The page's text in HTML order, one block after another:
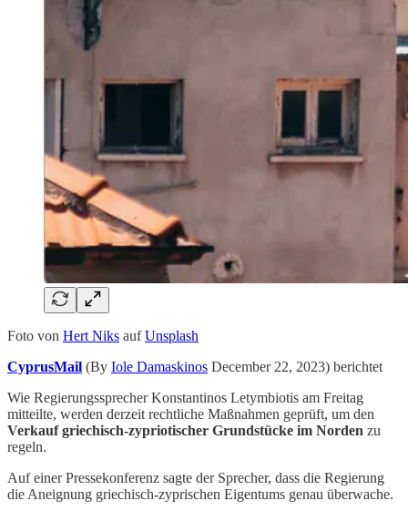
Foto von Hert Niks aufUnsplash
CyprusMail (By Iole Damaskinos December 22, 2023) berichtet
Wie Regierungssprecher Konstantinos Letymbiotis am Freitag
mitteilte, werden derzeit rechtliche Maßnahmen geprüft, um den
Verkauf griechisch-zypriotischer Grundstücke im Norden zu
regeln.
Auf einer Pressekonferenz sagte der Sprecher, dass die Regierung
die Aneignung griechisch-zyprischen Eigentums genau überwache.